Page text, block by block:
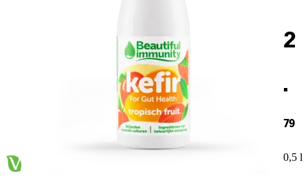
2
.
79
0,5 l